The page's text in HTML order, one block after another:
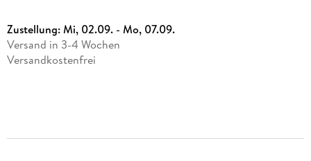
Zustellung:Mi, 02.09. - Mo, 07.09.
Versand in 3-4 Wochen
Versandkostenfrei